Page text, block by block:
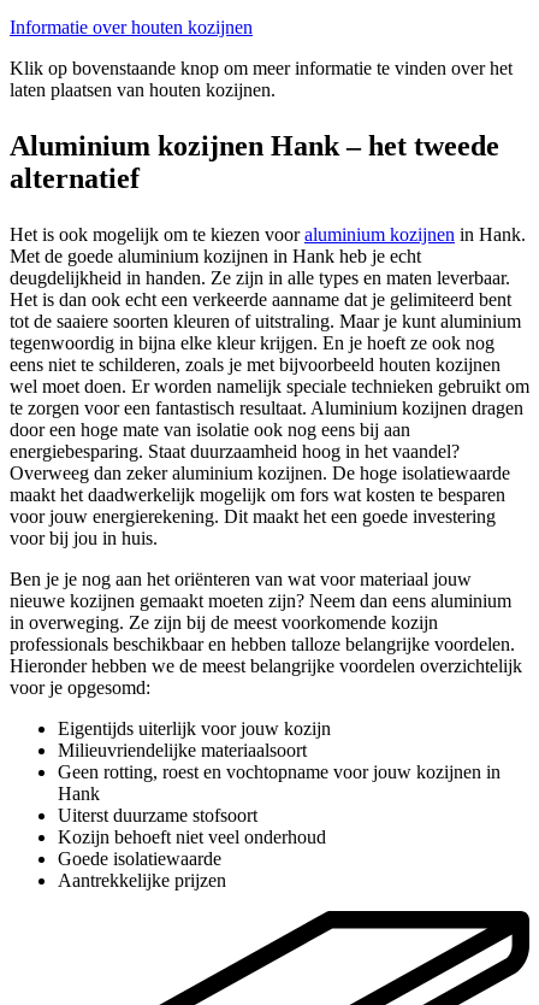
Informatie over houten kozijnen
Klik op bovenstaande knop om meer informatie te vinden over het
laten plaatsen van houten kozijnen.
Aluminium kozijnen Hank – het tweede
alternatief
Het is ook mogelijk om te kiezen vooraluminium kozijnen in Hank.
Met de goede aluminium kozijnen in Hank heb je echt
deugdelijkheid in handen. Ze zijn in alle types en maten leverbaar.
Het is dan ook echt een verkeerde aanname dat je gelimiteerd bent
tot de saaiere soorten kleuren of uitstraling. Maar je kunt aluminium
tegenwoordig in bijna elke kleur krijgen. En je hoeft ze ook nog
eens niet te schilderen, zoals je met bijvoorbeeld houten kozijnen
wel moet doen. Er worden namelijk speciale technieken gebruikt om
te zorgen voor een fantastisch resultaat. Aluminium kozijnen dragen
door een hoge mate van isolatie ook nog eens bij aan
energiebesparing. Staat duurzaamheid hoog in het vaandel?
Overweeg dan zeker aluminium kozijnen. De hoge isolatiewaarde
maakt het daadwerkelijk mogelijk om fors wat kosten te besparen
voor jouw energierekening. Dit maakt het een goede investering
voor bij jou in huis.
Ben je je nog aan het oriënteren van wat voor materiaal jouw
nieuwe kozijnen gemaakt moeten zijn? Neem dan eens aluminium
in overweging. Ze zijn bij de meest voorkomende kozijn
professionals beschikbaar en hebben talloze belangrijke voordelen.
Hieronder hebben we de meest belangrijke voordelen overzichtelijk
voor je opgesomd:
Eigentijds uiterlijk voor jouw kozijn
Milieuvriendelijke materiaalsoort
Geen rotting, roest en vochtopname voor jouw kozijnen in
Hank
Uiterst duurzame stofsoort
Kozijn behoeft niet veel onderhoud
Goede isolatiewaarde
Aantrekkelijke prijzen